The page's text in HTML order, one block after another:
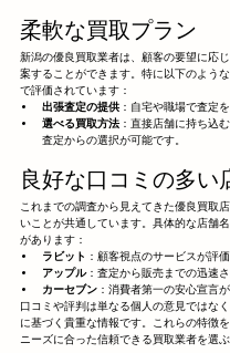
柔軟な買取プラン
新潟の優良買取業者は、顧客の要望に応
案することができます。特に以下のよう
で評価されています：
出張査定の提供 ：自宅や職場で査定
選べる買取方法 ：直接店舗に持ち込
査定からの選択が可能です。
良好な口コミの多い
これまでの調査から見えてきた優良買取
いことが共通しています。具体的な店舗
があります：
ラビット ：顧客視点のサービスが評
アップル：査定から販売までの迅速
カーセブン ：消費者第一の安心宣言
口コミや評判は単なる個人の意見ではな
に基づく貴重な情報です。これらの特徴
ニーズに合った信頼できる買取業者を選ぶ